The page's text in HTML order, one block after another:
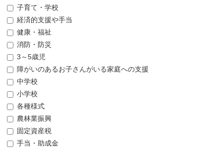
子育て・学校
経済的支援や手当
健康・福祉
消防・防災
3～5歳児
障がいのあるお子さんがいる家庭への支援
中学校
小学校
各種様式
農林業振興
固定資産税
手当・助成金